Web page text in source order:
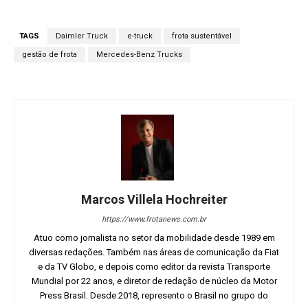
TAGS Daimler Truck e-truck frota sustentável
gestão de frota Mercedes-Benz Trucks
Marcos Villela Hochreiter
https://www.frotanews.com.br
Atuo como jornalista no setor da mobilidade desde 1989 em
diversas redações. Também nas áreas de comunicação da Fiat
e da TV Globo, e depois como editor da revista Transporte
Mundial por 22 anos, e diretor de redação de núcleo da Motor
Press Brasil. Desde 2018, represento o Brasil no grupo do